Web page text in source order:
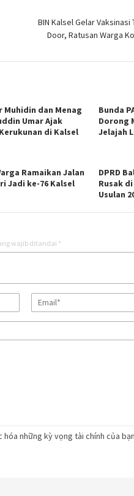
BIN Kalsel Gelar
Door, Ratusan Warga
Muhidin dan Menag
Umar Ajak
di Kalsel
Bunda
Dorong
Jelajah
Ramaikan Jalan
Jadi ke-76 Kalsel
DPRD
Rusak
Usulan
wajib ditandai *
hóa những kỳ vọng tài chính của